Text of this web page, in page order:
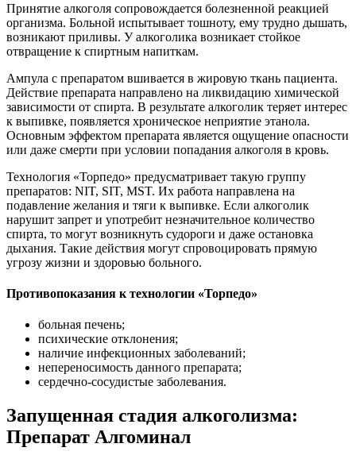
Принятие алкоголя сопровождается болезненной реакцией
организма. Больной испытывает тошноту, ему трудно дышать,
возникают приливы. У алкоголика возникает стойкое
отвращение к спиртным напиткам.
Ампула с препаратом вшивается в жировую ткань пациента.
Действие препарата направлено на ликвидацию химической
зависимости от спирта. В результате алкоголик теряет интерес
к выпивке, появляется хроническое неприятие этанола.
Основным эффектом препарата является ощущение опасности
или даже смерти при условии попадания алкоголя в кровь.
Технология «Торпедо» предусматривает такую группу
препаратов: NIT, SIT, MST. Их работа направлена на
подавление желания и тяги к выпивке. Если алкоголик
нарушит запрет и употребит незначительное количество
спирта, то могут возникнуть судороги и даже остановка
дыхания. Такие действия могут спровоцировать прямую
угрозу жизни и здоровью больного.
Противопоказания к технологии «Торпедо»
больная печень;
психические отклонения;
наличие инфекционных заболеваний;
непереносимость данного препарата;
сердечно-сосудистые заболевания.
Запущенная стадия алкоголизма:
Препарат Алгоминал